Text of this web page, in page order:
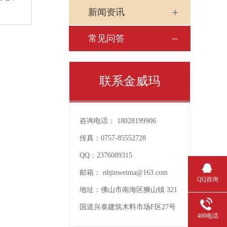
新闻资讯
常见问答
联系金威玛
咨询电话： 18028199906
传真： 0757-85552728
QQ： 2376089315
邮箱： nhjinweima@163.com
地址： 佛山市南海区狮山镇 321
国道兴泰建筑木料市场F区27号
QQ咨询
400电话